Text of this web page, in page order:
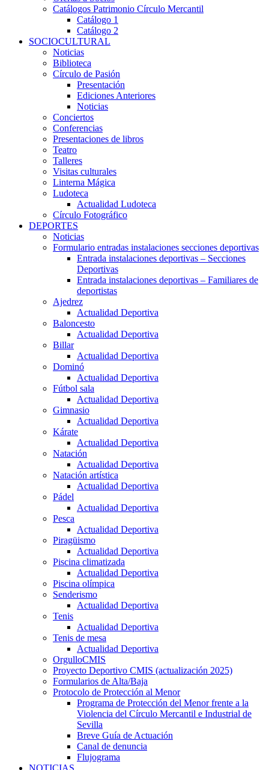
Catálogos Patrimonio Círculo Mercantil
Catálogo 1
Catálogo 2
SOCIOCULTURAL
Noticias
Biblioteca
Círculo de Pasión
Presentación
Ediciones Anteriores
Noticias
Conciertos
Conferencias
Presentaciones de libros
Teatro
Talleres
Visitas culturales
Linterna Mágica
Ludoteca
Actualidad Ludoteca
Círculo Fotográfico
DEPORTES
Noticias
Formulario entradas instalaciones secciones deportivas
Entrada instalaciones deportivas – Secciones
Deportivas
Entrada instalaciones deportivas – Familiares de
deportistas
Ajedrez
Actualidad Deportiva
Baloncesto
Actualidad Deportiva
Billar
Actualidad Deportiva
Dominó
Actualidad Deportiva
Fútbol sala
Actualidad Deportiva
Gimnasio
Actualidad Deportiva
Kárate
Actualidad Deportiva
Natación
Actualidad Deportiva
Natación artística
Actualidad Deportiva
Pádel
Actualidad Deportiva
Pesca
Actualidad Deportiva
Piragüismo
Actualidad Deportiva
Piscina climatizada
Actualidad Deportiva
Piscina olímpica
Senderismo
Actualidad Deportiva
Tenis
Actualidad Deportiva
Tenis de mesa
Actualidad Deportiva
OrgulloCMIS
Proyecto Deportivo CMIS (actualización 2025)
Formularios de Alta/Baja
Protocolo de Protección al Menor
Programa de Protección del Menor frente a la
Violencia del Círculo Mercantil e Industrial de
Sevilla
Breve Guía de Actuación
Canal de denuncia
Flujograma